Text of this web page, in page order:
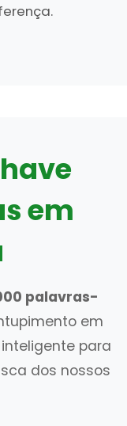
em
palavras-
em
para
dos nossos